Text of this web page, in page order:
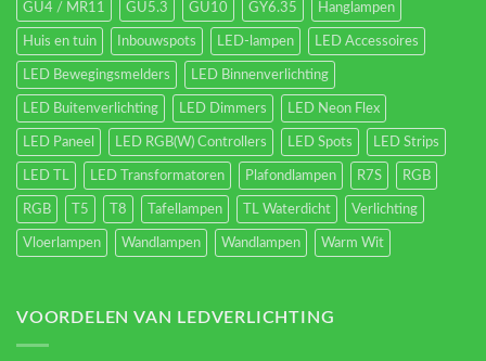
GU4 / MR11 GU5.3 GU10 GY6.35 Hanglampen
Huis en tuin Inbouwspots LED-lampen LED Accessoires
LED Bewegingsmelders LED Binnenverlichting
LED Buitenverlichting LED Dimmers LED Neon Flex
LED Paneel LED RGB(W) Controllers LED Spots LED Strips
LED TL LED Transformatoren Plafondlampen R7S RGB
RGB T5 T8 Tafellampen TL Waterdicht Verlichting
Vloerlampen Wandlampen Wandlampen Warm Wit
VOORDELEN VAN LEDVERLICHTING